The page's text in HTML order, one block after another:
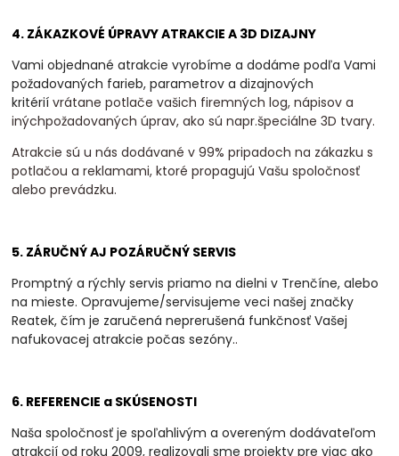
4. ZÁKAZKOVÉ ÚPRAVY ATRAKCIE A 3D DIZAJNY
Vami objednané atrakcie vyrobíme a dodáme podľa Vami
požadovaných farieb, parametrov a dizajnových
kritérií vrátane potlače vašich firemných log, nápisov a
inýchpožadovaných úprav, ako sú napr.špeciálne 3D tvary.
Atrakcie sú u nás dodávané v 99% pripadoch na zákazku s
potlačou a reklamami, ktoré propagujú Vašu spoločnosť
alebo prevádzku.
5. ZÁRUČNÝ AJ POZÁRUČNÝ SERVIS
Promptný a rýchly servis priamo na dielni v Trenčíne, alebo
na mieste. Opravujeme/servisujeme veci našej značky
Reatek, čím je zaručená neprerušená funkčnosť Vašej
nafukovacej atrakcie počas sezóny..
6. REFERENCIE a SKÚSENOSTI
Naša spoločnosť je spoľahlivým a overeným dodávateľom
atrakcií od roku 2009, realizovalisme projekty pre viac ako